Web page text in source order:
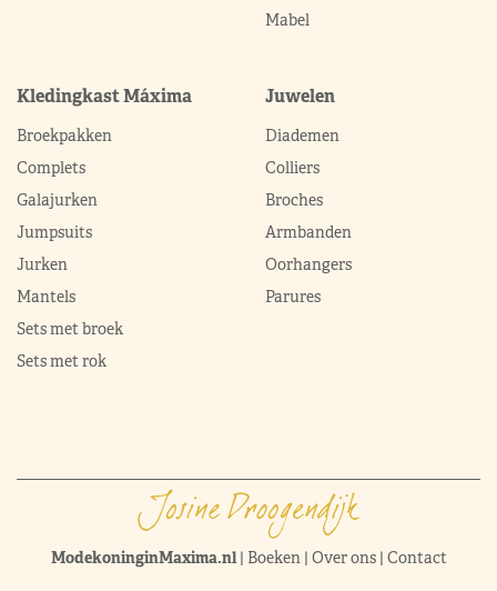
Mabel
Kledingkast Máxima
Broekpakken
Complets
Galajurken
Jumpsuits
Jurken
Mantels
Sets met broek
Sets met rok
Juwelen
Diademen
Colliers
Broches
Armbanden
Oorhangers
Parures
ModekoninginMaxima.nl| Boeken | Over ons| Contact